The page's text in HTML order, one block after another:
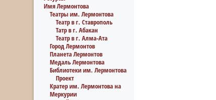
Имя Лермонтова
Театры им. Лермонтова
Театр в г. Ставрополь
Татр в г. Абакан
Театр в г. Алма-Ата
Город Лермонтов
Планета Лермонтов
Медаль Лермонтова
Библиотеки им. Лермонтова
Проект
Кратер им. Лермонтова на
Меркурии